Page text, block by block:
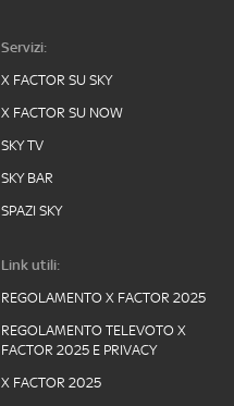
Servizi:
X FACTOR SU SKY
X FACTOR SU NOW
SKY TV
SKY BAR
SPAZI SKY
Link utili:
REGOLAMENTO X FACTOR 2025
REGOLAMENTO TELEVOTO X
FACTOR 2025 E PRIVACY
X FACTOR 2025